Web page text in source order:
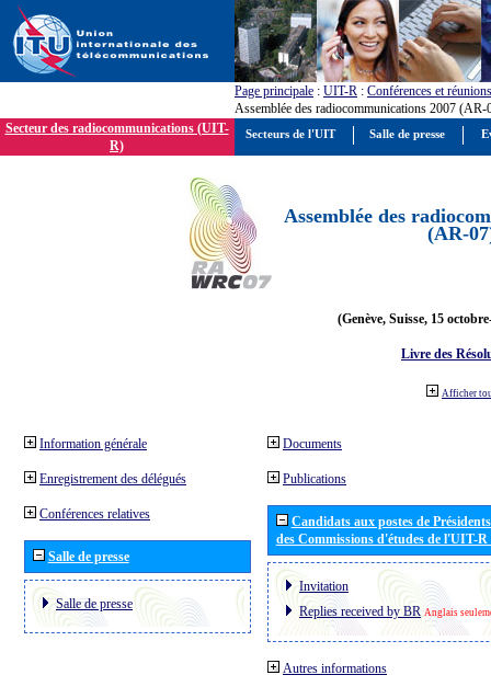
Page principale : UIT-R : Conférences et réunions
Assemblée des radiocommunications 2007 (AR-
Secteur des radiocommunications (UIT-
R)
Assemblée des
(AR-
(Genève, Suisse, 15
Livre des
Afficher
Information générale
Enregistrement des délégués
Conférences relatives
Salle de presse
Salle de presse
Documents
Publications
Candidats aux postes de
des Commissions d'études de l'UIT-
Invitation
Replies received by BR Anglais
Autres informations
Secteurs de l'UIT Salle de presse